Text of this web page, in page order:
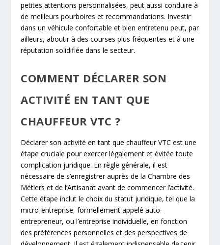
petites attentions personnalisées, peut aussi conduire à
de meilleurs pourboires et recommandations. Investir
dans un véhicule confortable et bien entretenu peut, par
ailleurs, aboutir à des courses plus fréquentes et à une
réputation solidifiée dans le secteur.
COMMENT DÉCLARER SON
ACTIVITÉ EN TANT QUE
CHAUFFEUR VTC ?
Déclarer son activité en tant que chauffeur VTC est une
étape cruciale pour exercer légalement et évitée toute
complication juridique. En règle générale, il est
nécessaire de s’enregistrer auprès de la Chambre des
Métiers et de l’Artisanat avant de commencer l’activité.
Cette étape inclut le choix du statut juridique, tel que la
micro-entreprise, formellement appelé auto-
entrepreneur, ou l’entreprise individuelle, en fonction
des préférences personnelles et des perspectives de